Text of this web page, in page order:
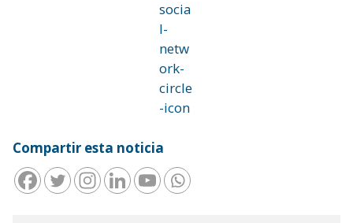
Compartir esta noticia